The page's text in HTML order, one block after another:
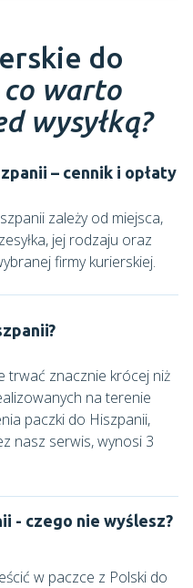
do
co warto
wysyłką?
– cennik i opłaty
zależy od miejsca,
jej rodzaju oraz
firmy kurierskiej.
trwać znacznie krócej niż
na terenie
paczki do Hiszpanii,
nasz serwis, wynosi 3
- czego nie wyślesz?
w paczce z Polski do